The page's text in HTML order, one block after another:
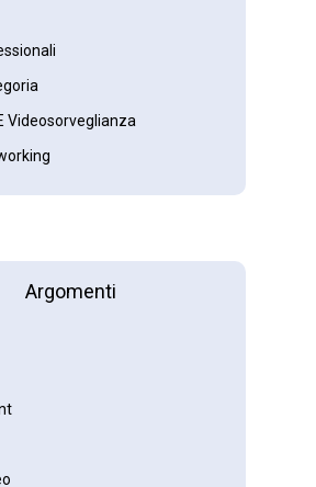
Videosorveglianza
Argomenti